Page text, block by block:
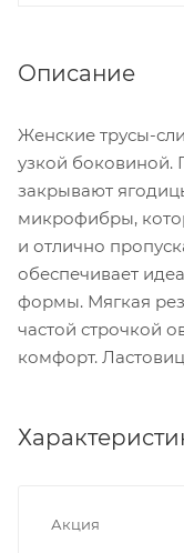
Описание
Женские трусы-
узкой боковиной.
закрывают
микрофибры,
и отлично
обеспечивает
формы. Мягкая
частой строчкой
комфорт.
Акция